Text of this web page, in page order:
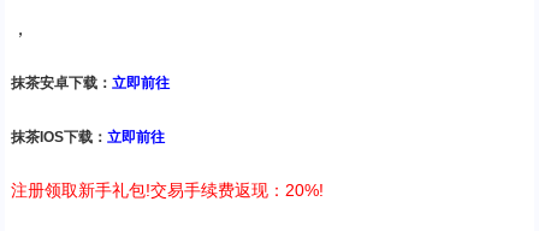
，
抹茶安卓下载： 立即前往
抹茶IOS下载： 立即前往
注册领取新手礼包!交易手续费返现：20%!